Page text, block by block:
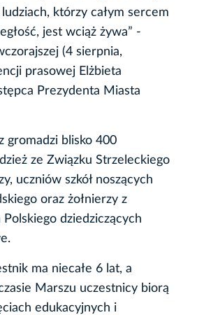
którzy całym sercem
jest wciąż żywa” -
(4 sierpnia,
prasowej Elżbieta
Prezydenta Miasta
gromadzi blisko 400
ze Związku Strzeleckiego
uczniów szkół noszących
oraz żołnierzy z
dziedziczących
ma niecałe 6 lat, a
Marszu uczestnicy biorą
edukacyjnych i